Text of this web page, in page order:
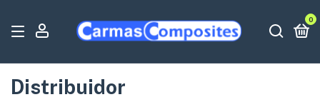
0
Distribuidor